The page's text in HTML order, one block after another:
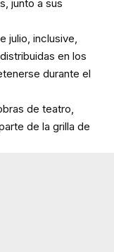
junto a sus
julio, inclusive,
en los
durante el
de teatro,
de la grilla de